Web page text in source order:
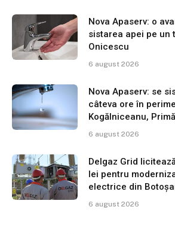
Nova Apaserv: o
sistarea apei pe un
Onicescu
6 august 2026
Nova Apaserv: se
câteva ore în
Kogălniceanu,
6 august 2026
Delgaz Grid
lei pentru
electrice din
6 august 2026